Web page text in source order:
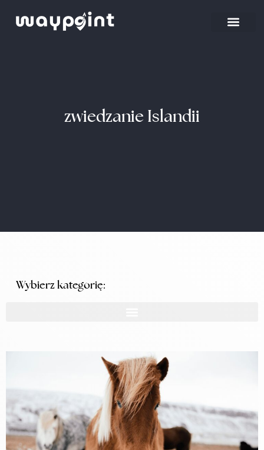
zwiedzanie Islandii
Wybierz kategorię: